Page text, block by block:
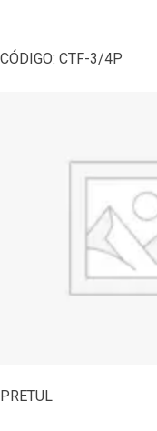
CÓDIGO: CTF-3/4P
PRETUL